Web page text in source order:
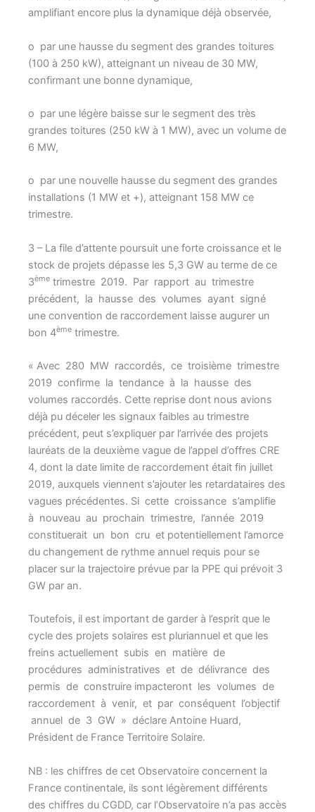
amplifiant encore plus la dynamique déjà observée,
o par une hausse du segment des grandes toitures
(100 à 250 kW), atteignant un niveau de 30 MW,
confirmant une bonne dynamique,
o par une légère baisse sur le segment des très
grandes toitures (250 kW à 1 MW), avec un volume de
6 MW,
o par une nouvelle hausse du segment des grandes
installations (1 MW et +), atteignant 158 MW ce
trimestre.
3 – La file d’attente poursuit une forte croissance et le
stock de projets dépasse les 5,3 GW au terme de ce
3ème trimestre 2019. Par rapport au trimestre
précédent, la hausse des volumes ayant signé
une convention de raccordement laisse augurer un
bon 4ème trimestre.
« Avec 280 MW raccordés, ce troisième trimestre
2019 confirme la tendance à la hausse des
volumes raccordés. Cette reprise dont nous avions
déjà pu déceler les signaux faibles au trimestre
précédent, peut s’expliquer par l’arrivée des projets
lauréats de la deuxième vague de l’appel d’offres CRE
4, dont la date limite de raccordement était fin juillet
2019, auxquels viennent s’ajouter les retardataires des
vagues précédentes. Si cette croissance s’amplifie
à nouveau au prochain trimestre, l’année 2019
constituerait un bon cru et potentiellement l’amorce
du changement de rythme annuel requis pour se
placer sur la trajectoire prévue par la PPE qui prévoit 3
GW par an.
Toutefois, il est important de garder à l’esprit que le
cycle des projets solaires est pluriannuel et que les
freins actuellement subis en matière de
procédures administratives et de délivrance des
permis de construire impacteront les volumes de
raccordement à venir, et par conséquent l’objectif
annuel de 3 GW » déclare Antoine Huard,
Président de France Territoire Solaire.
NB : les chiffres de cet Observatoire concernent la
France continentale, ils sont légèrement différents
des chiffres du CGDD, car l’Observatoire n’a pas accès